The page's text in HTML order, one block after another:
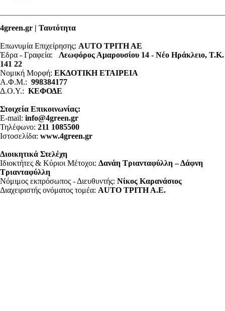
4green.gr | Ταυτότητα
Επωνυμία Επιχείρησης: AUTO ΤΡΙΤΗ ΑΕ
Έδρα - Γραφεία: Λεωφόρος Αμαρουσίου 14 - Νέο Ηράκλειο, Τ.Κ.
141 22
Νομική Μορφή: ΕΚΔΟΤΙΚΗ ΕΤΑΙΡΕΙΑ
Α.Φ.Μ.: 998384177
Δ.Ο.Υ.: ΚΕΦΟΔΕ
Στοιχεία Επικοινωνίας:
E-mail: info@4green.gr
Τηλέφωνο: 211 1085500
Ιστοσελίδα: www.4green.gr
Διοικητικά Στελέχη
Ιδιοκτήτες & Κύριοι Μέτοχοι: Δανάη Τριανταφύλλη – Δάφνη
Τριανταφύλλη
Νόμιμος εκπρόσωπος - Διευθυντής: Νίκος Καρανάσιος
Διαχειριστής ονόματος τομέα: ΑUTO ΤΡΙΤΗ Α.Ε.